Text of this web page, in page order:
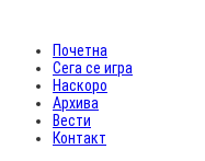
Почетна
Сега се игра
Наскоро
Архива
Вести
Контакт